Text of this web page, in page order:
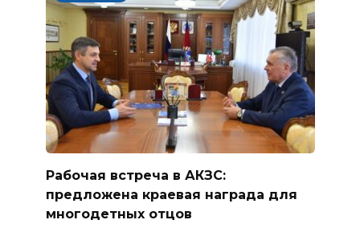
Рабочая встреча в АКЗС:
предложена краевая награда для
многодетных отцов